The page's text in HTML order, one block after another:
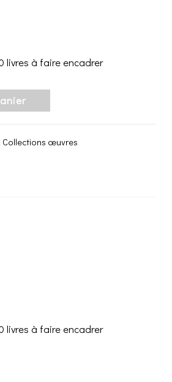
livres à faire encadrer
Collections œuvres
livres à faire encadrer